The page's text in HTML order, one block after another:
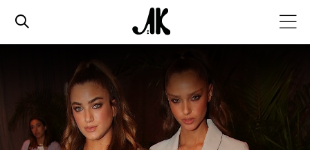
אג׳נדה
אופנה